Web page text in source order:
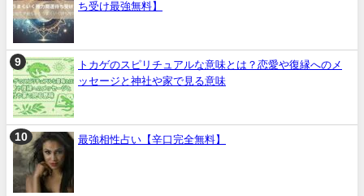
ち受け最強無料】
トカゲのスピリチュアルな意味とは？恋愛や復縁へのメ
ッセージと神社や家で見る意味
最強相性占い【辛口完全無料】